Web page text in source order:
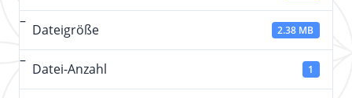
Dateigröße 2.38 MB
Datei-Anzahl 1